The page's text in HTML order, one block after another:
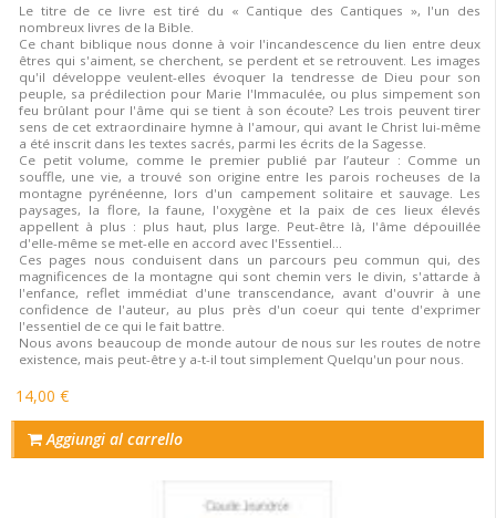
Le titre de ce livre est tiré du « Cantique des Cantiques », l'un des
nombreux livres de la Bible.
Ce chant biblique nous donne à voir l'incandescence du lien entre deux
êtres qui s'aiment, se cherchent, se perdent et se retrouvent. Les images
qu'il développe veulent-elles évoquer la tendresse de Dieu pour son
peuple, sa prédilection pour Marie l'Immaculée, ou plus simpement son
feu brûlant pour l'âme qui se tient à son écoute? Les trois peuvent tirer
sens de cet extraordinaire hymne à l'amour, qui avant le Christ lui-même
a été inscrit dans les textes sacrés, parmi les écrits de la Sagesse.
Ce petit volume, comme le premier publié par l’auteur : Comme un
souffle, une vie, a trouvé son origine entre les parois rocheuses de la
montagne pyrénéenne, lors d'un campement solitaire et sauvage. Les
paysages, la flore, la faune, l'oxygène et la paix de ces lieux élevés
appellent à plus : plus haut, plus large. Peut-être là, l'âme dépouillée
d'elle-même se met-elle en accord avec l'Essentiel...
Ces pages nous conduisent dans un parcours peu commun qui, des
magnificences de la montagne qui sont chemin vers le divin, s'attarde à
l'enfance, reflet immédiat d'une transcendance, avant d'ouvrir à une
confidence de l'auteur, au plus près d'un coeur qui tente d'exprimer
l'essentiel de ce qui le fait battre.
Nous avons beaucoup de monde autour de nous sur les routes de notre
existence, mais peut-être y a-t-il tout simplement Quelqu'un pour nous.
14,00 €
Aggiungi al carrello